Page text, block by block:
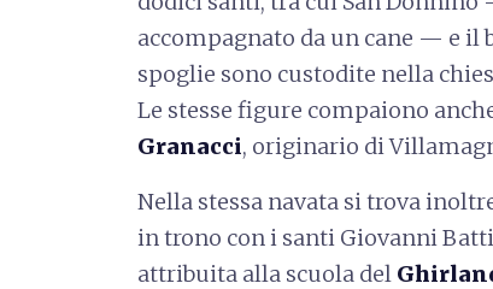
accompagnato da un cane — e il
spoglie sono custodite nella
Le stesse figure compaiono
Granacci, originario di
Nella stessa navata si trova
in trono con i santi Giovanni
attribuita alla scuola del